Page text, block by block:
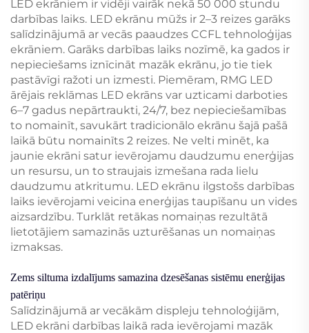
LED ekrāniem ir vidēji vairāk nekā 50 000 stundu
darbības laiks. LED ekrānu mūžs ir 2–3 reizes garāks
salīdzinājumā ar vecās paaudzes CCFL tehnoloģijas
ekrāniem. Garāks darbības laiks nozīmē, ka gados ir
nepieciešams iznīcināt mazāk ekrānu, jo tie tiek
pastāvīgi ražoti un izmesti. Piemēram, RMG LED
ārējais reklāmas LED ekrāns var uzticami darboties
6–7 gadus nepārtraukti, 24/7, bez nepieciešamības
to nomainīt, savukārt tradicionālo ekrānu šajā pašā
laikā būtu nomainīts 2 reizes. Ne velti minēt, ka
jaunie ekrāni satur ievērojamu daudzumu enerģijas
un resursu, un to straujais izmešana rada lielu
daudzumu atkritumu. LED ekrānu ilgstošs darbības
laiks ievērojami veicina enerģijas taupīšanu un vides
aizsardzību. Turklāt retākas nomaiņas rezultātā
lietotājiem samazinās uzturēšanas un nomaiņas
izmaksas.
Zems siltuma izdalījums samazina dzesēšanas sistēmu enerģijas
patēriņu
Salīdzinājumā ar vecākām displeju tehnoloģijām,
LED ekrāni darbības laikā rada ievērojami mazāk